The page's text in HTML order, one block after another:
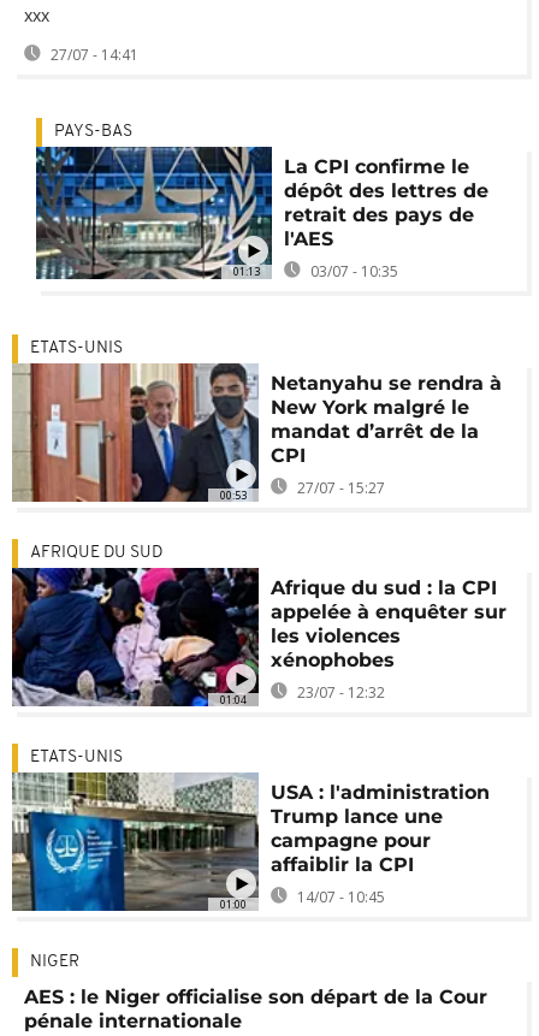
xxx
27/07 - 14:41
01:13
PAYS-BAS
La CPI confirme le
dépôt des lettres de
retrait des pays de
l'AES
03/07 - 10:35
00:53
ETATS-UNIS
Netanyahu se rendra à
New York malgré le
mandat d’arrêt de la
CPI
27/07 - 15:27
01:04
AFRIQUE DU SUD
Afrique du sud : la CPI
appelée à enquêter sur
les violences
xénophobes
23/07 - 12:32
01:00
ETATS-UNIS
USA : l'administration
Trump lance une
campagne pour
affaiblir la CPI
14/07 - 10:45
NIGER
AES : le Niger officialise son départ de la Cour
pénale internationale